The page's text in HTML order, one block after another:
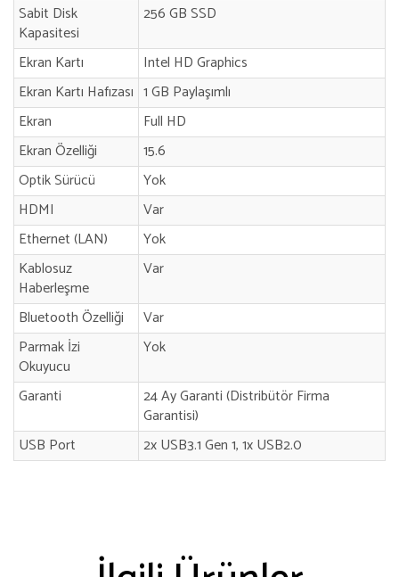
Sabit Disk
Kapasitesi
256 GB SSD
Ekran Kartı
Intel HD Graphics
Ekran Kartı Hafızası 1 GB Paylaşımlı
Ekran
Full HD
Ekran Özelliği
15.6
Optik Sürücü
Yok
HDMI
Var
Ethernet (LAN)
Yok
Kablosuz
Haberleşme
Var
Bluetooth Özelliği
Var
Parmak İzi
Okuyucu
Yok
Garanti
24 Ay Garanti (Distribütör Firma
Garantisi)
USB Port
2x USB3.1 Gen 1, 1x USB2.0